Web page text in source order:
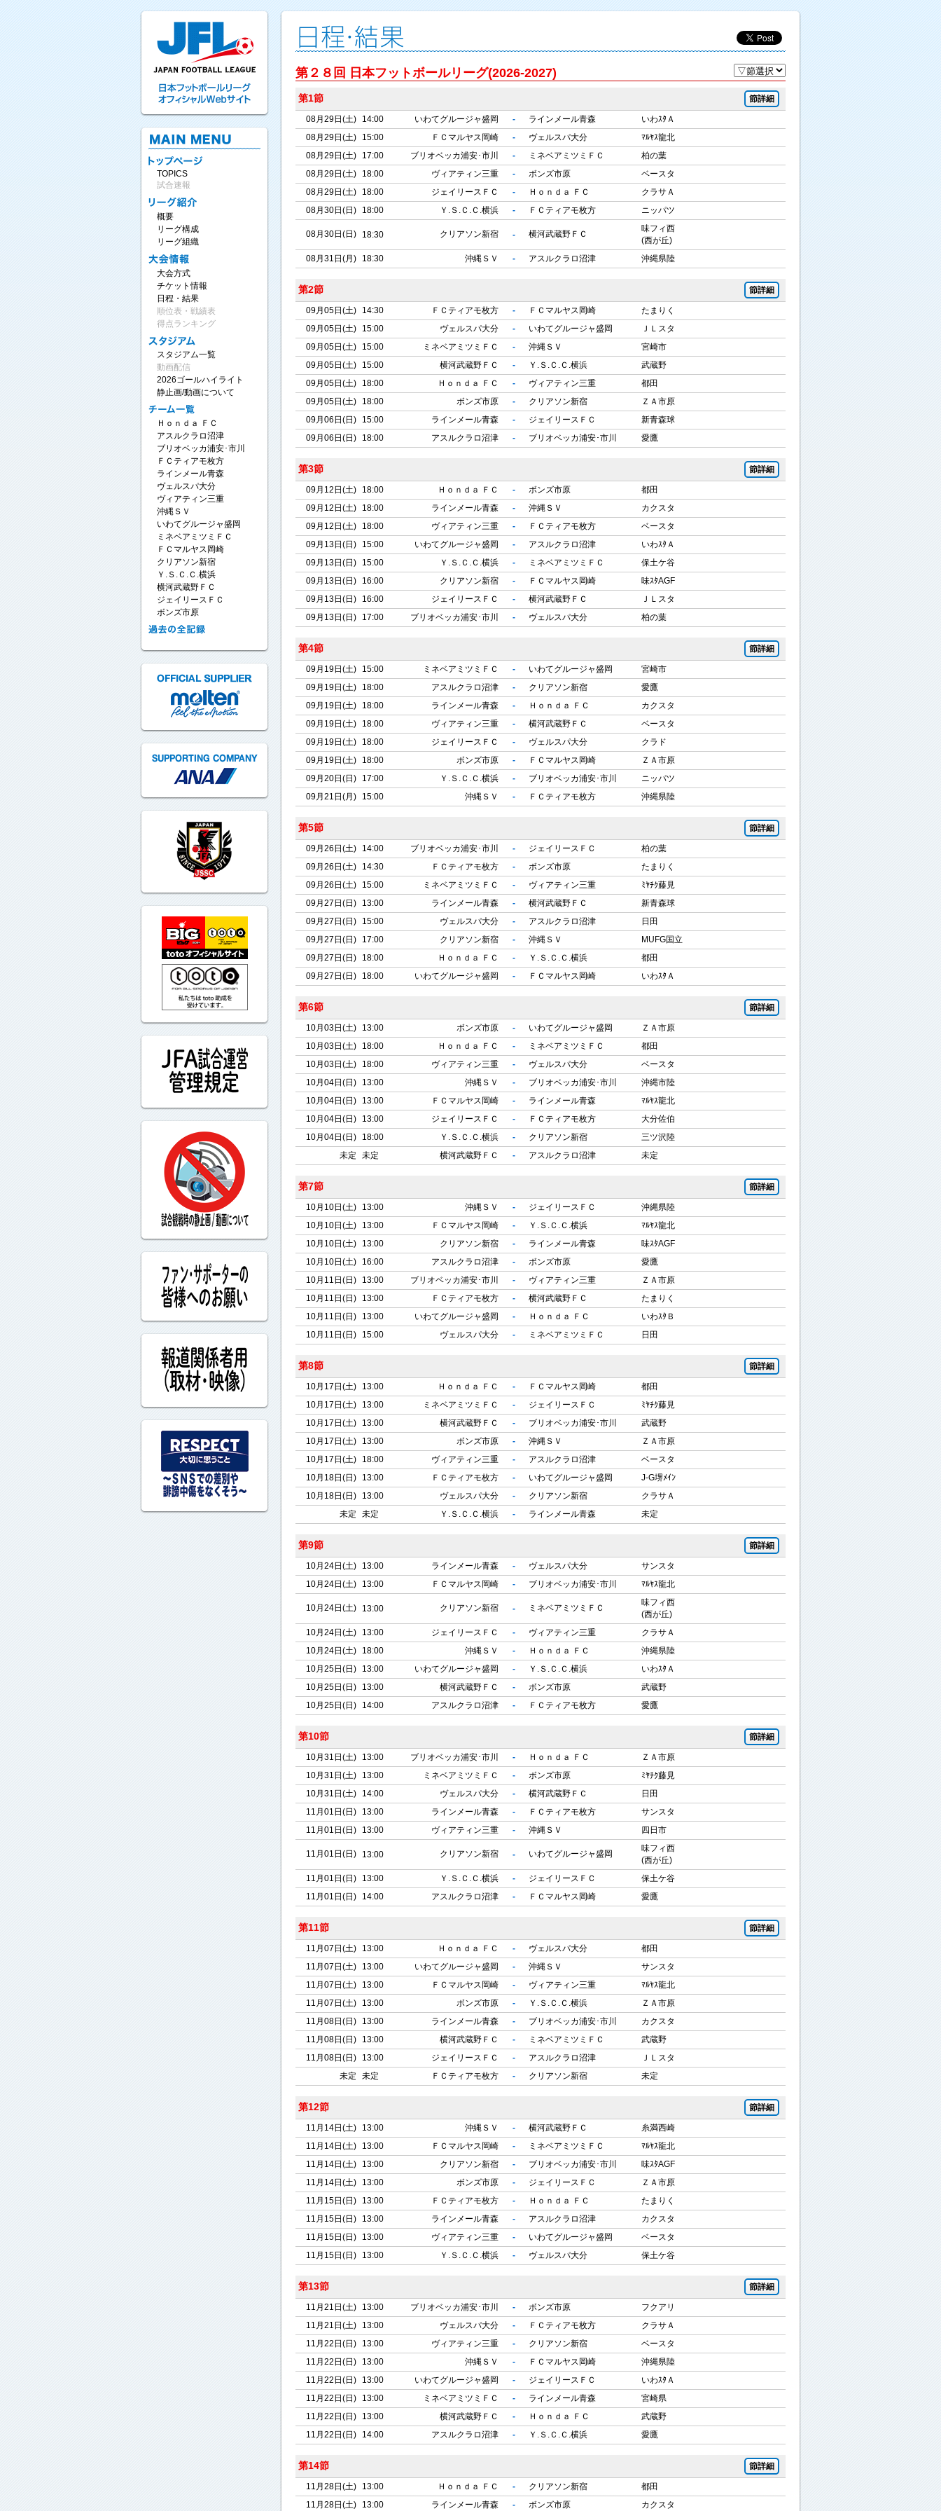
第２８回 日本フットボールリーグ(2026-2027)
第1節 節詳細
08月29日(土) 14:00 いわてグルージャ盛岡 - ラインメール青森
いわｽﾀＡ
08月29日(土)
15:00 ＦＣマルヤス岡崎 - ヴェルスパ大分
ﾏﾙﾔｽ龍北
08月29日(土)
17:00 ブリオベッカ浦安･市川 - ミネベアミツミＦＣ
柏の葉
08月29日(土)
18:00 ヴィアティン三重 - ボンズ市原
ベースタ
08月29日(土)
18:00 ジェイリースＦＣ - Ｈｏｎｄａ ＦＣ
クラサＡ
08月30日(日)
18:00 Ｙ.Ｓ.Ｃ.Ｃ.横浜 - ＦＣティアモ枚方 ニッパツ
08月30日(日) 18:30 クリアソン新宿 - 横河武蔵野ＦＣ
味フィ西
(西が丘)
08月31日(月)
18:30 沖縄ＳＶ - アスルクラロ沼津 沖縄県陸
第2節 節詳細
09月05日(土) 14:30 ＦＣティアモ枚方 - ＦＣマルヤス岡崎
たまりく
09月05日(土)
15:00 ヴェルスパ大分 - いわてグルージャ盛岡
ＪＬスタ
09月05日(土)
15:00 ミネベアミツミＦＣ - 沖縄ＳＶ
宮崎市
09月05日(土)
15:00 横河武蔵野ＦＣ - Ｙ.Ｓ.Ｃ.Ｃ.横浜
武蔵野
09月05日(土)
18:00 Ｈｏｎｄａ ＦＣ - ヴィアティン三重
都田
09月05日(土)
18:00 ボンズ市原 - クリアソン新宿
ＺＡ市原
09月06日(日)
15:00 ラインメール青森 - ジェイリースＦＣ
新青森球
09月06日(日)
18:00 アスルクラロ沼津 - ブリオベッカ浦安･市川 愛鷹
第3節 節詳細
09月12日(土) 18:00 Ｈｏｎｄａ ＦＣ - ボンズ市原
都田
09月12日(土)
18:00 ラインメール青森 - 沖縄ＳＶ
カクスタ
09月12日(土)
18:00 ヴィアティン三重 - ＦＣティアモ枚方
ベースタ
09月13日(日)
15:00 いわてグルージャ盛岡 - アスルクラロ沼津
いわｽﾀＡ
09月13日(日)
15:00 Ｙ.Ｓ.Ｃ.Ｃ.横浜 - ミネベアミツミＦＣ
保土ケ谷
09月13日(日)
16:00 クリアソン新宿 - ＦＣマルヤス岡崎
味ｽﾀAGF
09月13日(日)
16:00 ジェイリースＦＣ - 横河武蔵野ＦＣ
ＪＬスタ
09月13日(日)
17:00 ブリオベッカ浦安･市川 - ヴェルスパ大分 柏の葉
第4節 節詳細
09月19日(土) 15:00 ミネベアミツミＦＣ - いわてグルージャ盛岡
宮崎市
09月19日(土)
18:00 アスルクラロ沼津 - クリアソン新宿
愛鷹
09月19日(土)
18:00 ラインメール青森 - Ｈｏｎｄａ ＦＣ
カクスタ
09月19日(土)
18:00 ヴィアティン三重 - 横河武蔵野ＦＣ
ベースタ
09月19日(土)
18:00 ジェイリースＦＣ - ヴェルスパ大分
クラド
09月19日(土)
18:00 ボンズ市原 - ＦＣマルヤス岡崎
ＺＡ市原
09月20日(日)
17:00 Ｙ.Ｓ.Ｃ.Ｃ.横浜 - ブリオベッカ浦安･市川
ニッパツ
09月21日(月)
15:00 沖縄ＳＶ - ＦＣティアモ枚方 沖縄県陸
第5節 節詳細
09月26日(土) 14:00 ブリオベッカ浦安･市川 - ジェイリースＦＣ
柏の葉
09月26日(土)
14:30 ＦＣティアモ枚方 - ボンズ市原
たまりく
09月26日(土)
15:00 ミネベアミツミＦＣ - ヴィアティン三重
ﾐﾔﾁｸ藤見
09月27日(日)
13:00 ラインメール青森 - 横河武蔵野ＦＣ
新青森球
09月27日(日)
15:00 ヴェルスパ大分 - アスルクラロ沼津
日田
09月27日(日)
17:00 クリアソン新宿 - 沖縄ＳＶ
MUFG国立
09月27日(日)
18:00 Ｈｏｎｄａ ＦＣ - Ｙ.Ｓ.Ｃ.Ｃ.横浜
都田
09月27日(日)
18:00 いわてグルージャ盛岡 - ＦＣマルヤス岡崎 いわｽﾀＡ
第6節 節詳細
10月03日(土) 13:00 ボンズ市原 - いわてグルージャ盛岡
ＺＡ市原
10月03日(土)
18:00 Ｈｏｎｄａ ＦＣ - ミネベアミツミＦＣ
都田
10月03日(土)
18:00 ヴィアティン三重 - ヴェルスパ大分
ベースタ
10月04日(日)
13:00 沖縄ＳＶ - ブリオベッカ浦安･市川
沖縄市陸
10月04日(日)
13:00 ＦＣマルヤス岡崎 - ラインメール青森
ﾏﾙﾔｽ龍北
10月04日(日)
13:00 ジェイリースＦＣ - ＦＣティアモ枚方
大分佐伯
10月04日(日)
18:00 Ｙ.Ｓ.Ｃ.Ｃ.横浜 - クリアソン新宿
三ツ沢陸
未定
未定 横河武蔵野ＦＣ - アスルクラロ沼津 未定
第7節 節詳細
10月10日(土) 13:00 沖縄ＳＶ - ジェイリースＦＣ
沖縄県陸
10月10日(土)
13:00 ＦＣマルヤス岡崎 - Ｙ.Ｓ.Ｃ.Ｃ.横浜
ﾏﾙﾔｽ龍北
10月10日(土)
13:00 クリアソン新宿 - ラインメール青森
味ｽﾀAGF
10月10日(土)
16:00 アスルクラロ沼津 - ボンズ市原
愛鷹
10月11日(日)
13:00 ブリオベッカ浦安･市川 - ヴィアティン三重
ＺＡ市原
10月11日(日)
13:00 ＦＣティアモ枚方 - 横河武蔵野ＦＣ
たまりく
10月11日(日)
13:00 いわてグルージャ盛岡 - Ｈｏｎｄａ ＦＣ
いわｽﾀＢ
10月11日(日)
15:00 ヴェルスパ大分 - ミネベアミツミＦＣ 日田
第8節 節詳細
10月17日(土) 13:00 Ｈｏｎｄａ ＦＣ - ＦＣマルヤス岡崎
都田
10月17日(土)
13:00 ミネベアミツミＦＣ - ジェイリースＦＣ
ﾐﾔﾁｸ藤見
10月17日(土)
13:00 横河武蔵野ＦＣ - ブリオベッカ浦安･市川
武蔵野
10月17日(土)
13:00 ボンズ市原 - 沖縄ＳＶ
ＺＡ市原
10月17日(土)
18:00 ヴィアティン三重 - アスルクラロ沼津
ベースタ
10月18日(日)
13:00 ＦＣティアモ枚方 - いわてグルージャ盛岡
J-G堺ﾒｲﾝ
10月18日(日)
13:00 ヴェルスパ大分 - クリアソン新宿
クラサＡ
未定
未定 Ｙ.Ｓ.Ｃ.Ｃ.横浜 - ラインメール青森 未定
第9節 節詳細
10月24日(土) 13:00 ラインメール青森 - ヴェルスパ大分
サンスタ
10月24日(土)
13:00 ＦＣマルヤス岡崎 - ブリオベッカ浦安･市川 ﾏﾙﾔｽ龍北
10月24日(土) 13:00 クリアソン新宿 - ミネベアミツミＦＣ
味フィ西
(西が丘)
10月24日(土)
13:00 ジェイリースＦＣ - ヴィアティン三重
クラサＡ
10月24日(土)
18:00 沖縄ＳＶ - Ｈｏｎｄａ ＦＣ
沖縄県陸
10月25日(日)
13:00 いわてグルージャ盛岡 - Ｙ.Ｓ.Ｃ.Ｃ.横浜
いわｽﾀＡ
10月25日(日)
13:00 横河武蔵野ＦＣ - ボンズ市原
武蔵野
10月25日(日)
14:00 アスルクラロ沼津 - ＦＣティアモ枚方 愛鷹
第10節 節詳細
10月31日(土) 13:00 ブリオベッカ浦安･市川 - Ｈｏｎｄａ ＦＣ
ＺＡ市原
10月31日(土)
13:00 ミネベアミツミＦＣ - ボンズ市原
ﾐﾔﾁｸ藤見
10月31日(土)
14:00 ヴェルスパ大分 - 横河武蔵野ＦＣ
日田
11月01日(日)
13:00 ラインメール青森 - ＦＣティアモ枚方
サンスタ
11月01日(日)
13:00 ヴィアティン三重 - 沖縄ＳＶ 四日市
11月01日(日) 13:00 クリアソン新宿 - いわてグルージャ盛岡
味フィ西
(西が丘)
11月01日(日)
13:00 Ｙ.Ｓ.Ｃ.Ｃ.横浜 - ジェイリースＦＣ
保土ケ谷
11月01日(日)
14:00 アスルクラロ沼津 - ＦＣマルヤス岡崎 愛鷹
第11節 節詳細
11月07日(土) 13:00 Ｈｏｎｄａ ＦＣ - ヴェルスパ大分
都田
11月07日(土)
13:00 いわてグルージャ盛岡 - 沖縄ＳＶ
サンスタ
11月07日(土)
13:00 ＦＣマルヤス岡崎 - ヴィアティン三重
ﾏﾙﾔｽ龍北
11月07日(土)
13:00 ボンズ市原 - Ｙ.Ｓ.Ｃ.Ｃ.横浜
ＺＡ市原
11月08日(日)
13:00 ラインメール青森 - ブリオベッカ浦安･市川
カクスタ
11月08日(日)
13:00 横河武蔵野ＦＣ - ミネベアミツミＦＣ
武蔵野
11月08日(日)
13:00 ジェイリースＦＣ - アスルクラロ沼津
ＪＬスタ
未定
未定 ＦＣティアモ枚方 - クリアソン新宿 未定
第12節 節詳細
11月14日(土) 13:00 沖縄ＳＶ - 横河武蔵野ＦＣ
糸満西崎
11月14日(土)
13:00 ＦＣマルヤス岡崎 - ミネベアミツミＦＣ
ﾏﾙﾔｽ龍北
11月14日(土)
13:00 クリアソン新宿 - ブリオベッカ浦安･市川
味ｽﾀAGF
11月14日(土)
13:00 ボンズ市原 - ジェイリースＦＣ
ＺＡ市原
11月15日(日)
13:00 ＦＣティアモ枚方 - Ｈｏｎｄａ ＦＣ
たまりく
11月15日(日)
13:00 ラインメール青森 - アスルクラロ沼津
カクスタ
11月15日(日)
13:00 ヴィアティン三重 - いわてグルージャ盛岡
ベースタ
11月15日(日)
13:00 Ｙ.Ｓ.Ｃ.Ｃ.横浜 - ヴェルスパ大分 保土ケ谷
第13節 節詳細
11月21日(土) 13:00 ブリオベッカ浦安･市川 - ボンズ市原
フクアリ
11月21日(土)
13:00 ヴェルスパ大分 - ＦＣティアモ枚方
クラサＡ
11月22日(日)
13:00 ヴィアティン三重 - クリアソン新宿
ベースタ
11月22日(日)
13:00 沖縄ＳＶ - ＦＣマルヤス岡崎
沖縄県陸
11月22日(日)
13:00 いわてグルージャ盛岡 - ジェイリースＦＣ
いわｽﾀＡ
11月22日(日)
13:00 ミネベアミツミＦＣ - ラインメール青森
宮崎県
11月22日(日)
13:00 横河武蔵野ＦＣ - Ｈｏｎｄａ ＦＣ
武蔵野
11月22日(日)
14:00 アスルクラロ沼津 - Ｙ.Ｓ.Ｃ.Ｃ.横浜 愛鷹
第14節 節詳細
11月28日(土) 13:00 Ｈｏｎｄａ ＦＣ - クリアソン新宿
都田
11月28日(土)
13:00 ラインメール青森 - ボンズ市原 カクスタ
TOPICS
試合速報
概要
リーグ構成
リーグ組織
大会方式
チケット情報
日程・結果
順位表・戦績表
得点ランキング
スタジアム一覧
動画配信
2026ゴールハイライト
静止画/動画について
Ｈｏｎｄａ ＦＣ
アスルクラロ沼津
ブリオベッカ浦安･市川
ＦＣティアモ枚方
ラインメール青森
ヴェルスパ大分
ヴィアティン三重
沖縄ＳＶ
いわてグルージャ盛岡
ミネベアミツミＦＣ
ＦＣマルヤス岡崎
クリアソン新宿
Ｙ.Ｓ.Ｃ.Ｃ.横浜
横河武蔵野ＦＣ
ジェイリースＦＣ
ボンズ市原